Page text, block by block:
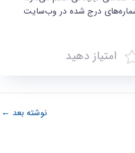
درج شده در وب‌سایت
امتیاز دهید
نوشته بعد ←